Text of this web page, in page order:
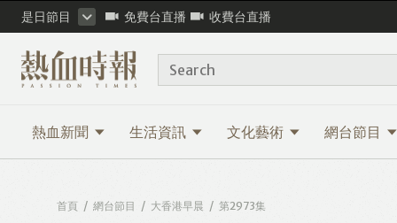
是日節目 免費台直播 收費台直播
熱血新聞 生活資訊 文化藝術 網台節目
Search
首頁 網台節目 大香港早晨 第2973集